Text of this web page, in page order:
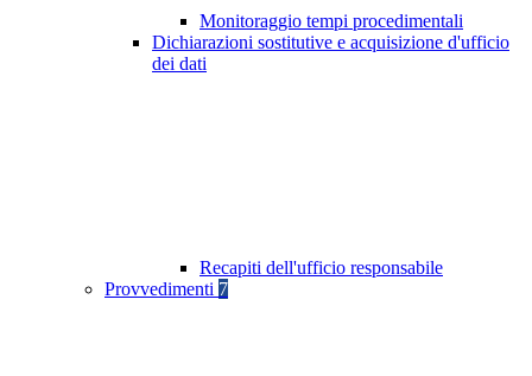
Monitoraggio tempi procedimentali
Dichiarazioni sostitutive e acquisizione d'ufficio
dei dati
Recapiti dell'ufficio responsabile
Provvedimenti 7